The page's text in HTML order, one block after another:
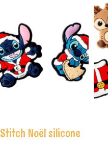
Stitch Noël silicone